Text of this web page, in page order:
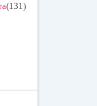
(131)